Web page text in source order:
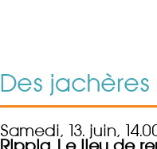
Des
Samedi, 13. juin,